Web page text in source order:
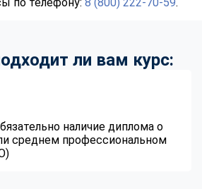
ли вам курс:
наличие диплома о
среднем профессиональном
любой удобный мессенджер!